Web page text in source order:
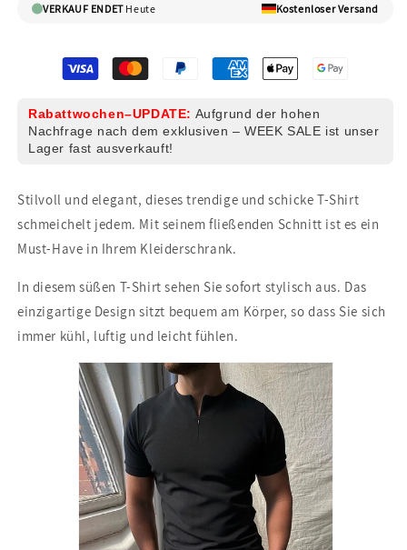
VERKAUF ENDETHeute Kostenloser Versand
Rabattwochen–UPDATE: Aufgrund der hohen
Nachfrage nach dem exklusiven – WEEK SALE ist unser
Lager fast ausverkauft!
Stilvoll und elegant, dieses trendige und schicke T-Shirt
schmeichelt jedem. Mit seinem fließenden Schnitt ist es ein
Must-Have in Ihrem Kleiderschrank.
In diesem süßen T-Shirt sehen Sie sofort stylisch aus. Das
einzigartige Design sitzt bequem am Körper, so dass Sie sich
immer kühl, luftig und leicht fühlen.